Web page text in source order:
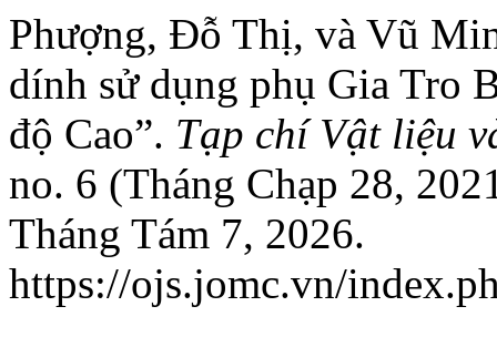
Phượng, Đỗ Thị, và Vũ
dính sử dụng phụ Gia Tro
độ Cao”. Tạp chí Vật liệu
no. 6 (Tháng Chạp 28,
Tháng Tám 7, 2026.
https://ojs.jomc.vn/